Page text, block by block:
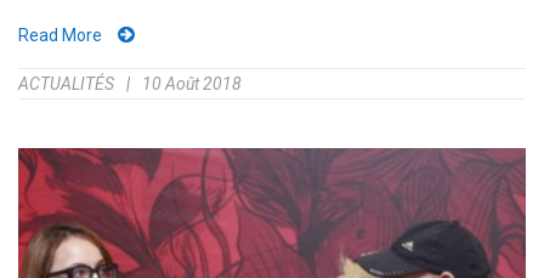
Read More
ACTUALITÉS 10 Août 2018